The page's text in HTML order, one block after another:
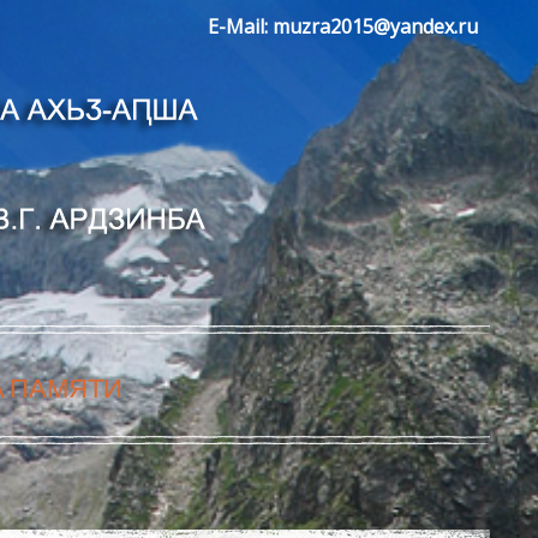
E-Mail: muzra2015@yandex.ru
ПАМЯТИ